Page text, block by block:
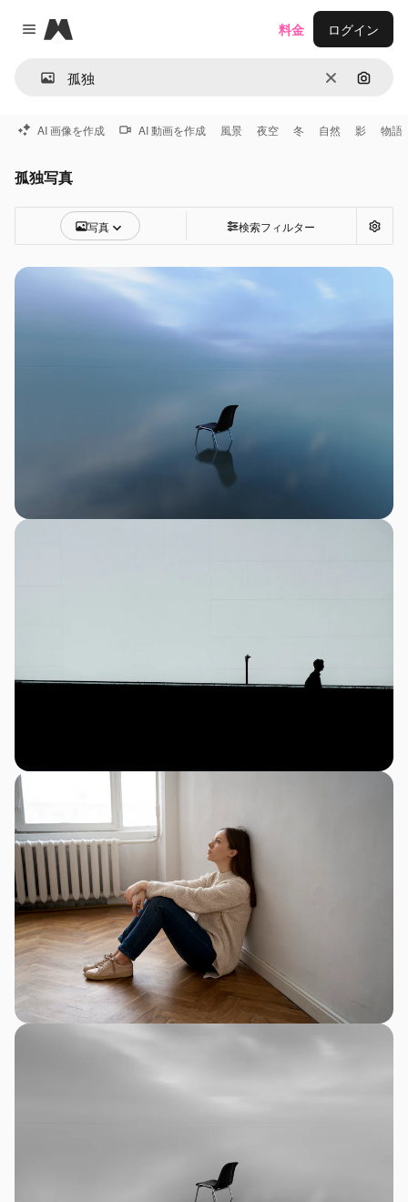
Close menu
Magnific
消去 画像で
料金 ログイン
AI 画像を作成 AI 動画を作成 風景 夜空 冬 自然 影 物語
孤独写真
写真 検索フィルター